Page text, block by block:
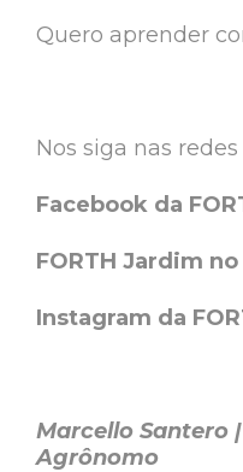
Quero aprender
Nos siga nas
Facebook da
FORTH Jardim
Instagram da
Marcello Santero
Agrônomo